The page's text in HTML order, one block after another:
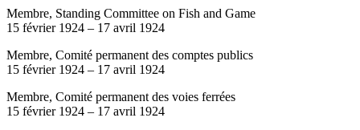
Membre, Standing Committee on Fish and Game
15 février 1924 – 17 avril 1924
Membre, Comité permanent des comptes publics
15 février 1924 – 17 avril 1924
Membre, Comité permanent des voies ferrées
15 février 1924 – 17 avril 1924